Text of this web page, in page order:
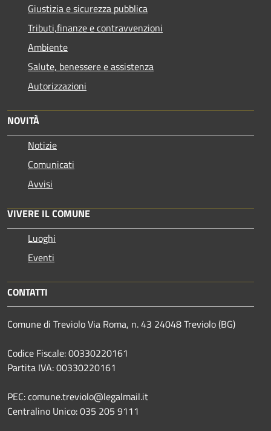
Giustizia e sicurezza pubblica
Tributi,finanze e contravvenzioni
Ambiente
Salute, benessere e assistenza
Autorizzazioni
NOVITÀ
Notizie
Comunicati
Avvisi
VIVERE IL COMUNE
Luoghi
Eventi
CONTATTI
Comune di Treviolo Via Roma, n. 43 24048 Treviolo (BG)
Codice Fiscale: 00330220161
Partita IVA: 00330220161
PEC: comune.treviolo@legalmail.it
Centralino Unico:035 205 9111